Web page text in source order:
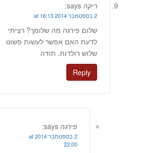
ריקה says:
2 בספטמבר 2014 at 16:13
שלום פירגה מה שלומך? רציתי
לדעת האם אפשר לעשות פשוט
שלוש רולדות. תודה
Reply
פירגה says:
2 בספטמבר 2014 at
22:00